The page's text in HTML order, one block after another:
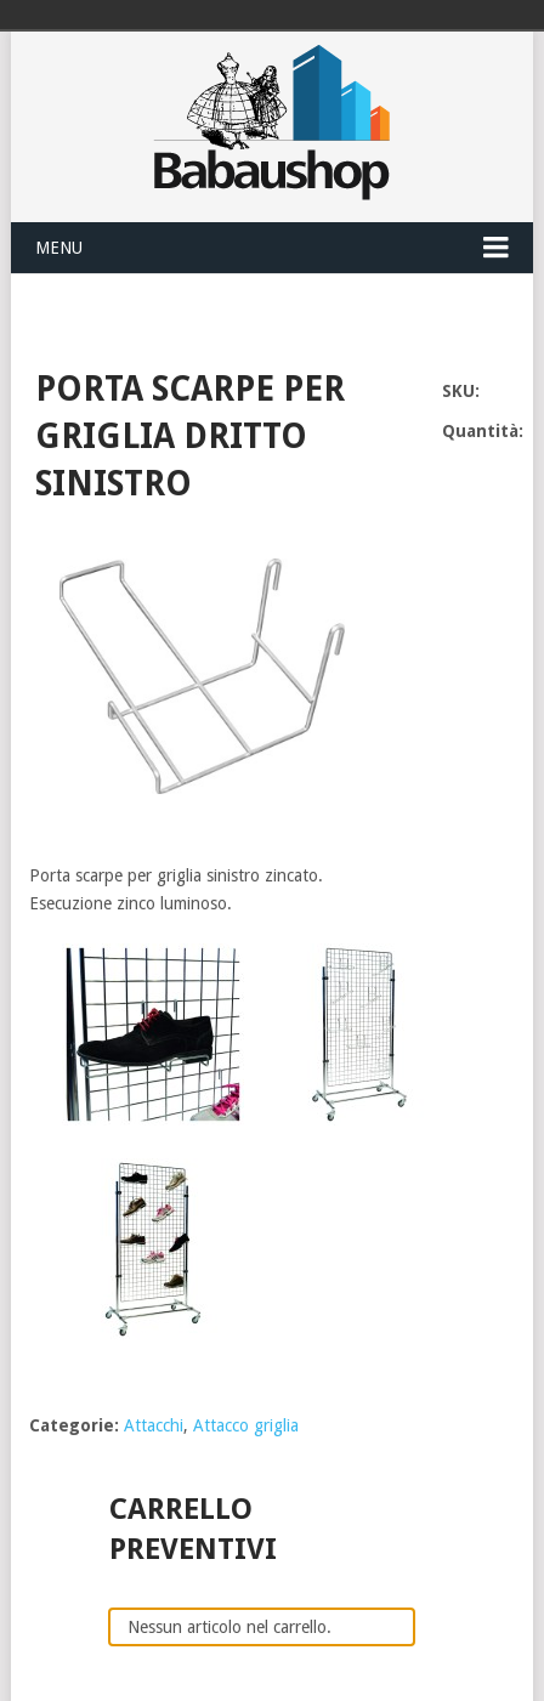
MENU
PORTA SCARPE PER
GRIGLIA DRITTO
SINISTRO
SKU:
Quantità:
Porta scarpe per griglia sinistro zincato.
Esecuzione zinco luminoso.
Categorie: Attacchi, Attacco griglia
CARRELLO
PREVENTIVI
Nessun articolo nel carrello.